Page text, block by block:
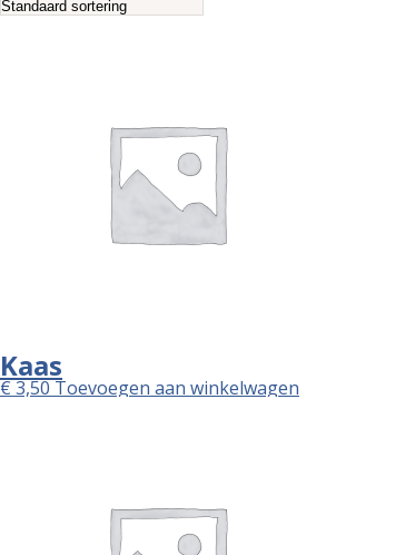
Kaas
€3,50Toevoegen aan winkelwagen